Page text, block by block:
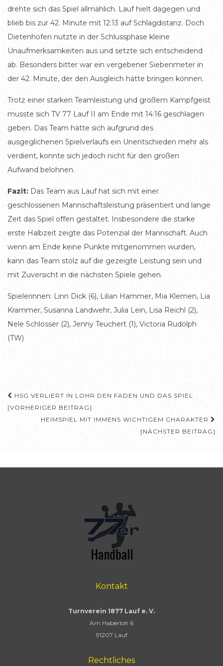
drehte sich das Spiel allmählich. Lauf hielt dagegen und
blieb bis zur 42. Minute mit 12:13 auf Schlagdistanz. Doch
Dietenhofen nutzte in der Schlussphase kleine
Unaufmerksamkeiten aus und setzte sich entscheidend
ab. Besonders bitter war ein vergebener Siebenmeter in
der 42. Minute, der den Ausgleich hätte bringen können.
Trotz einer starken Teamleistung und großem Kampfgeist
musste sich TV 77 Lauf II am Ende mit 14:16 geschlagen
geben. Das Team hätte sich aufgrund des
ausgeglichenen Spielverlaufs ein Unentschieden mehr als
verdient, konnte sich jedoch nicht für den großen
Aufwand belohnen.
Fazit: Das Team aus Lauf hat sich mit einer
geschlossenen Mannschaftsleistung präsentiert und lange
Zeit das Spiel offen gestaltet. Insbesondere die starke
erste Halbzeit zeigte das Potenzial der Mannschaft. Auch
wenn am Ende keine Punkte mitgenommen wurden,
kann das Team stolz auf die gezeigte Leistung sein und
mit Zuversicht in die nächsten Spiele gehen.
Spielerinnen: Linn Dick (6), Lilian Hammer, Mia Klemen, Lia
Krammer, Susanna Landwehr, Julia Lein, Lisa Reichl (2),
Nele Schlosser (2), Jenny Teuchert (1), Victoria Rudolph
(TW)
Beitragsnavigation
HSG VERLIERT IN LOHR DEN FADEN UND DAS SPIEL
[VORHERIGER BEITRAG]
HEIMSPIEL MIT IMMENS WICHTIGEM CHARAKTER
[NÄCHSTER BEITRAG]
Kontakt
Turnverein 1877 Lauf e. V.
Am Haberloh 6
91207 Lauf
Rechtliches